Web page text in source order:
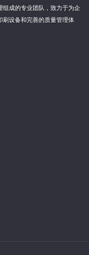
成的专业团队，致力于为企
刷设备和完善的质量管理体